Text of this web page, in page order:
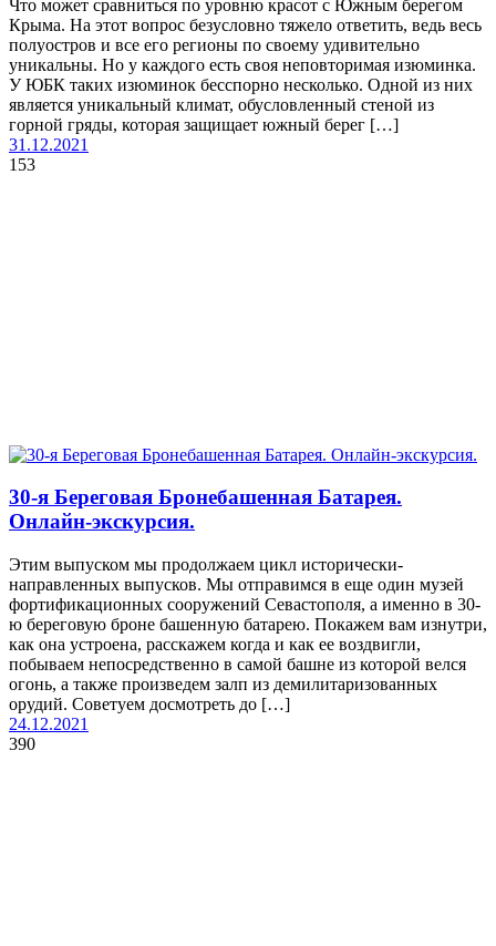
Что может сравниться по уровню красот с Южным берегом
Крыма. На этот вопрос безусловно тяжело ответить, ведь весь
полуостров и все его регионы по своему удивительно
уникальны. Но у каждого есть своя неповторимая изюминка.
У ЮБК таких изюминок бесспорно несколько. Одной из них
является уникальный климат, обусловленный стеной из
горной гряды, которая защищает южный берег […]
31.12.2021
153
30-я Береговая Бронебашенная Батарея.
Онлайн-экскурсия.
Этим выпуском мы продолжаем цикл исторически-
направленных выпусков. Мы отправимся в еще один музей
фортификационных сооружений Севастополя, а именно в 30-
ю береговую броне башенную батарею. Покажем вам изнутри,
как она устроена, расскажем когда и как ее воздвигли,
побываем непосредственно в самой башне из которой велся
огонь, а также произведем залп из демилитаризованных
орудий. Советуем досмотреть до […]
24.12.2021
390